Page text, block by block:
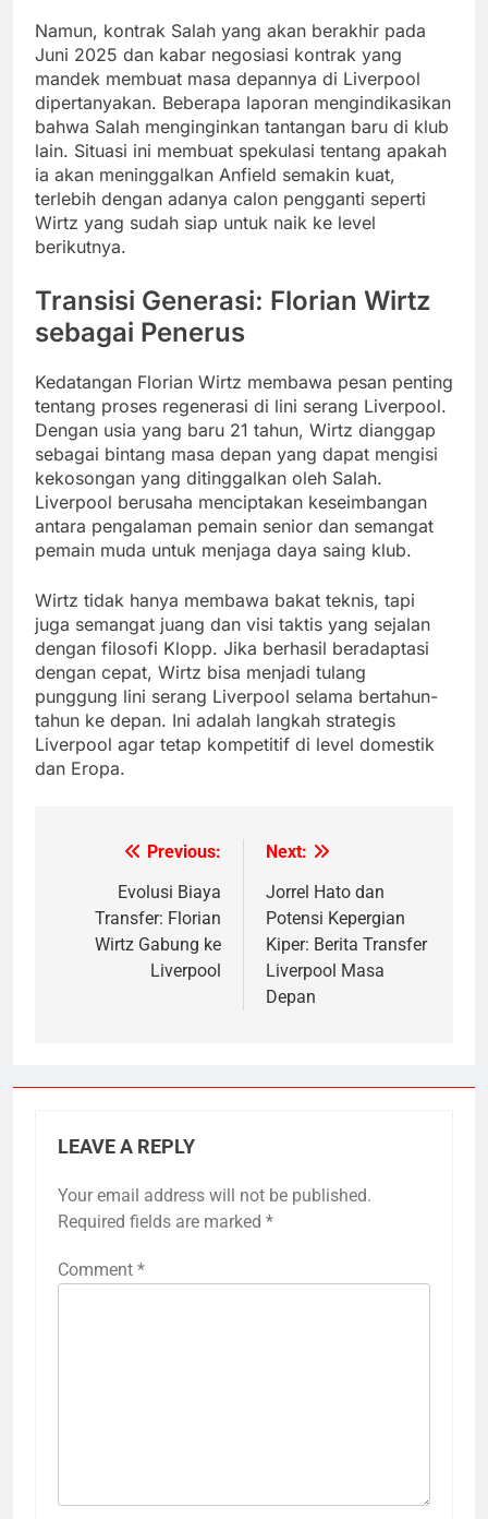
Namun, kontrak Salah yang akan berakhir pada
Juni 2025 dan kabar negosiasi kontrak yang
mandek membuat masa depannya di Liverpool
dipertanyakan. Beberapa laporan mengindikasikan
bahwa Salah menginginkan tantangan baru di klub
lain. Situasi ini membuat spekulasi tentang apakah
ia akan meninggalkan Anfield semakin kuat,
terlebih dengan adanya calon pengganti seperti
Wirtz yang sudah siap untuk naik ke level
berikutnya.
Transisi Generasi: Florian Wirtz
sebagai Penerus
Kedatangan Florian Wirtz membawa pesan penting
tentang proses regenerasi di lini serang Liverpool.
Dengan usia yang baru 21 tahun, Wirtz dianggap
sebagai bintang masa depan yang dapat mengisi
kekosongan yang ditinggalkan oleh Salah.
Liverpool berusaha menciptakan keseimbangan
antara pengalaman pemain senior dan semangat
pemain muda untuk menjaga daya saing klub.
Wirtz tidak hanya membawa bakat teknis, tapi
juga semangat juang dan visi taktis yang sejalan
dengan filosofi Klopp. Jika berhasil beradaptasi
dengan cepat, Wirtz bisa menjadi tulang
punggung lini serang Liverpool selama bertahun-
tahun ke depan. Ini adalah langkah strategis
Liverpool agar tetap kompetitif di level domestik
dan Eropa.
navigation
Previous:
Evolusi Biaya
Transfer: Florian
Wirtz Gabung ke
Liverpool
Next:
Jorrel Hato dan
Potensi Kepergian
Kiper: Berita Transfer
Liverpool Masa
Depan
LEAVE A REPLY
Your email address will not be published.
Required fields are marked *
Comment *